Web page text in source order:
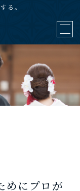
る。
めにプロが